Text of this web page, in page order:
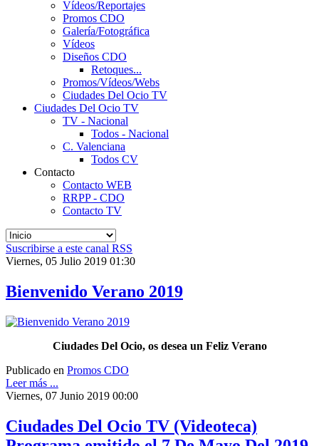
Vídeos/Reportajes
Promos CDO
Galería/Fotográfica
Vídeos
Diseños CDO
Retoques...
Promos/Vídeos/Webs
Ciudades Del Ocio TV
Ciudades Del Ocio TV
TV - Nacional
Todos - Nacional
C. Valenciana
Todos CV
Contacto
Contacto WEB
RRPP - CDO
Contacto TV
Suscribirse a este canal RSS
Viernes, 05 Julio 2019 01:30
Bienvenido Verano 2019
Ciudades Del Ocio, os desea un Feliz Verano
Publicado en Promos CDO
Leer más ...
Viernes, 07 Junio 2019 00:00
Ciudades Del Ocio TV (Videoteca)